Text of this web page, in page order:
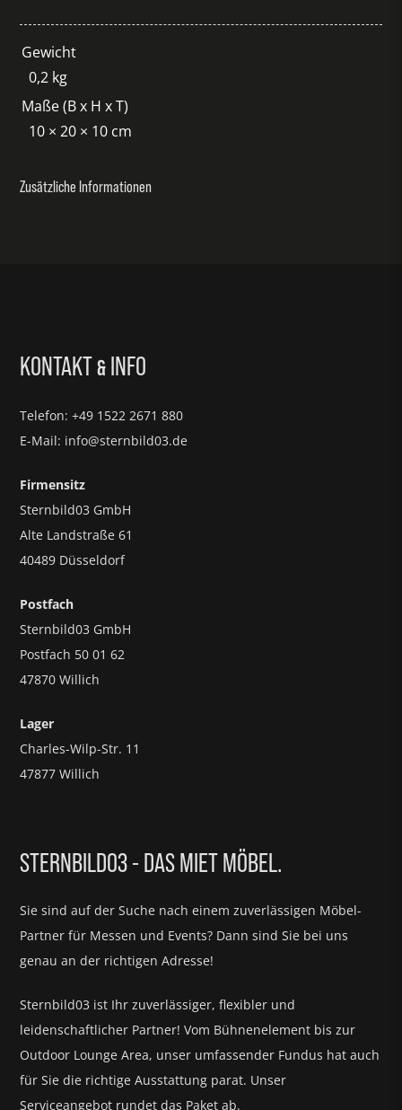
Gewicht
0,2 kg
Maße (B x H x T)
10 × 20 × 10 cm
Zusätzliche Informationen
KONTAKT& INFO
Telefon: +49 1522 2671 880
E-Mail: info@sternbild03.de
Firmensitz
Sternbild03 GmbH
Alte Landstraße 61
40489 Düsseldorf
Postfach
Sternbild03 GmbH
Postfach 50 01 62
47870 Willich
Lager
Charles-Wilp-Str. 11
47877 Willich
STERNBILD03 - DAS MIET MÖBEL.
Sie sind auf der Suche nach einem zuverlässigen Möbel-
Partner für Messen und Events? Dann sind Sie bei uns
genau an der richtigen Adresse!
Sternbild03 ist Ihr zuverlässiger, flexibler und
leidenschaftlicher Partner! Vom Bühnenelement bis zur
Outdoor Lounge Area, unser umfassender Fundus hat auch
für Sie die richtige Ausstattung parat. Unser
Serviceangebot rundet das Paket ab.